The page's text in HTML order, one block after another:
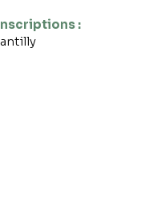
:
Chantilly